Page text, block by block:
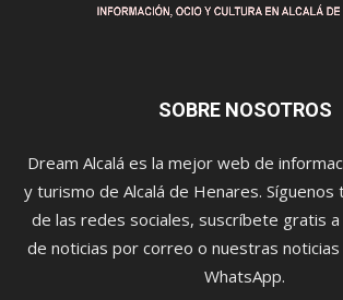
SOBRE NOSOTROS
Dream Alcalá es la mejor web de
y turismo de Alcalá de Henares.
de las redes sociales, suscríbete gratis
de noticias por correo o nuestras
WhatsApp.